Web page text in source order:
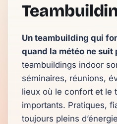
Un teambuilding qui
quand la météo ne suit
teambuildings indoor
séminaires, réunions,
lieux où le confort et le
importants. Pratiques,
toujours pleins